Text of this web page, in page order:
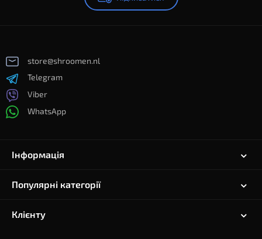
store@shroomen.nl
Telegram
Viber
WhatsApp
Інформація
Популярні категорії
Клієнту